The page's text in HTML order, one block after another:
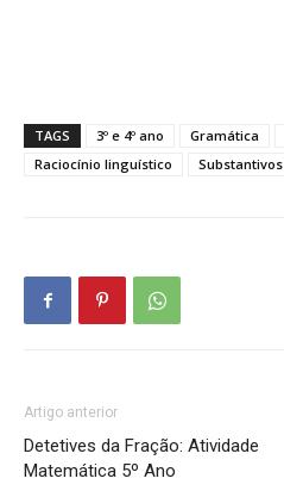
TAGS 3º e 4º ano Gramática
Raciocínio linguístico
Substantivos
Artigo anterior
Detetives da Fração: Atividade
Matemática 5º Ano